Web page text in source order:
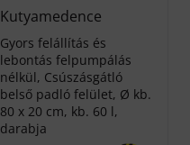
Kutyamedence
Gyors felállítás és
lebontás felpumpálás
nélkül, Csúszásgátló
belső padló felület, Ø kb.
80 x 20 cm, kb. 60 l,
darabja